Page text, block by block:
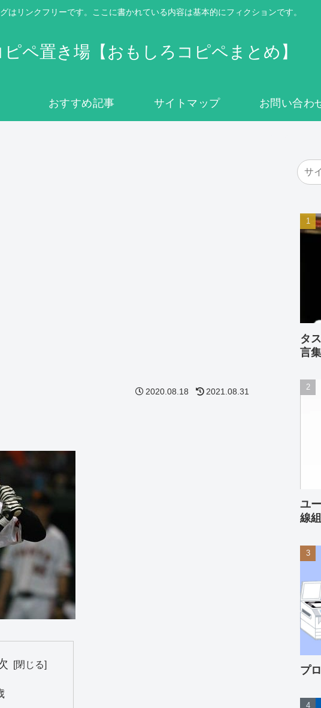
はリンクフリーです。ここに書かれている内容は基本的にフィクションです。
ピペ置き場【おもしろコピペまとめ】
おすすめ記事 サイトマップ お問い合わ
2020.08.18 2021.08.31
タ
言集
ユ
線
プ